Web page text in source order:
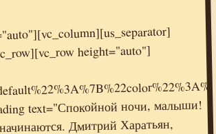
height="auto"]
text="Спокойной ночи, малыши!
Дмитрий Харатьян,